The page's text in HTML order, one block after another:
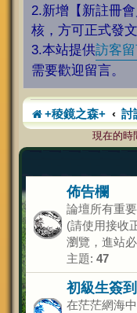
2.新增【新註冊
核，方可正式發文
3.本站提供訪客留
需要歡迎留言。
+稜鏡之森+ 討
現在的時
佈告欄
論壇所有重
(請使用接收
瀏覽，進站
主題: 47
初級生簽
在茫茫網海